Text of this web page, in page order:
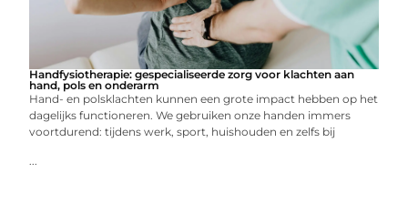
Handfysiotherapie: gespecialiseerde zorg voor klachten aan
hand, pols en onderarm
Hand- en polsklachten kunnen een grote impact hebben op het
dagelijks functioneren. We gebruiken onze handen immers
voortdurend: tijdens werk, sport, huishouden en zelfs bij
...